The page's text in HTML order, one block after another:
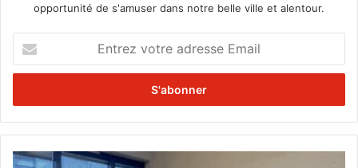
opportunité de s'amuser dans notre belle ville et alentour.
t
e
z
o
A